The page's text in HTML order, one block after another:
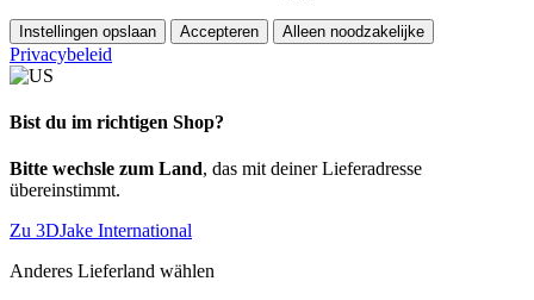
Instellingen opslaan Accepteren Alleen noodzakelijke
Privacybeleid
Bist du im richtigen Shop?
Bitte wechsle zum Land, das mit deiner Lieferadresse
übereinstimmt.
Zu 3DJake International
Anderes Lieferland wählen